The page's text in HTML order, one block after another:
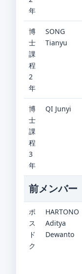
年
博
士
課
程
2
年
SONG
Tianyu
博
士
課
程
3
年
QI Junyi
前メンバー
ポ
ス
ド
ク
HARTONO
Aditya
Dewanto